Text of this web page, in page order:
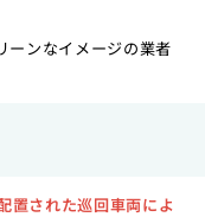
ーンなイメージの業者
置された巡回車両によ